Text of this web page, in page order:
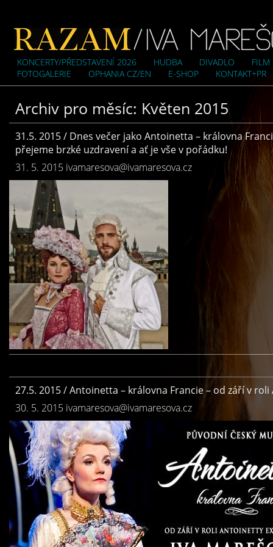
KONCERTY/PŘEDSTAVENÍ 2026 HUDBA DIVADLO
FILM
FOTOGALERIE
OPHANIA CZ/EN E-SHOP KONTAKT+PR
Archiv pro měsíc: Květen 2015
31.5. 2015 / Dnes večer jako Antoinetta – královna
přejeme brzké uzdravení a ať je vše v pořádku!
31. 5. 2015 ivamaresova@ivamaresova.cz
27.5. 2015 / Antoinetta – královna Francie – od září v
30. 5. 2015 ivamaresova@ivamaresova.cz